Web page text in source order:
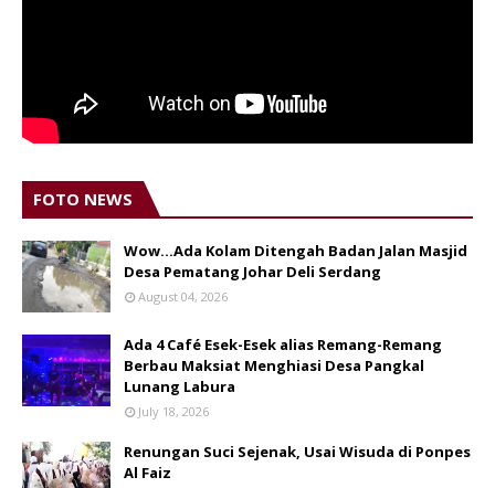
FOTO NEWS
Wow...Ada Kolam Ditengah Badan Jalan Masjid
Desa Pematang Johar Deli Serdang
August 04, 2026
Ada 4 Café Esek-Esek alias Remang-Remang
Berbau Maksiat Menghiasi Desa Pangkal
Lunang Labura
July 18, 2026
Renungan Suci Sejenak, Usai Wisuda di Ponpes
Al Faiz